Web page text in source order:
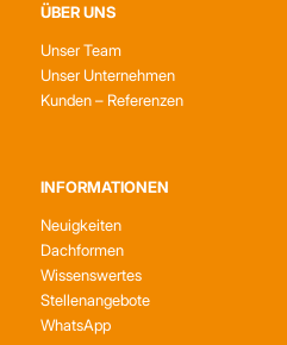
ÜBER UNS
Unser Team
Unser Unternehmen
Kunden – Referenzen
INFORMATIONEN
Neuigkeiten
Dachformen
Wissenswertes
Stellenangebote
WhatsApp